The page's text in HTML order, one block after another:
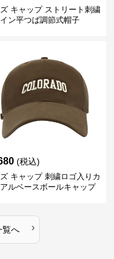
ズ キャップ ストリート刺繍
ン平つば調節式帽子
(税込)
キャップ 刺繍ロゴ入りカ
ルベースボールキャップ
覧へ ›